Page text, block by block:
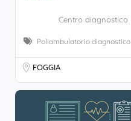
Centro diagnostico
Poliambulatorio diagnostico
FOGGIA